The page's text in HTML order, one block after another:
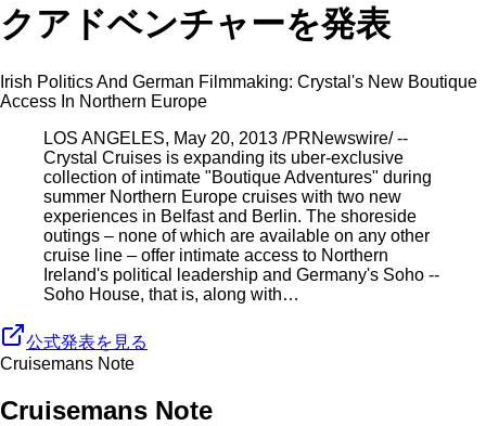
クアドベンチャーを発表
Irish Politics And German Filmmaking: Crystal's New Boutique
Access In Northern Europe
LOS ANGELES, May 20, 2013 /PRNewswire/ --
Crystal Cruises is expanding its uber-exclusive
collection of intimate "Boutique Adventures" during
summer Northern Europe cruises with two new
experiences in Belfast and Berlin. The shoreside
outings – none of which are available on any other
cruise line – offer intimate access to Northern
Ireland's political leadership and Germany's Soho --
Soho House, that is, along with…
公式発表を見る
Cruisemans Note
Cruisemans Note